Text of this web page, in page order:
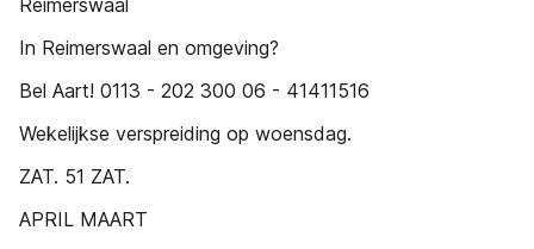
Reimerswaal
In Reimerswaal en omgeving?
Bel Aart! 0113 - 202 300 06 - 41411516
Wekelijkse verspreiding op woensdag.
ZAT. 51 ZAT.
APRIL MAART